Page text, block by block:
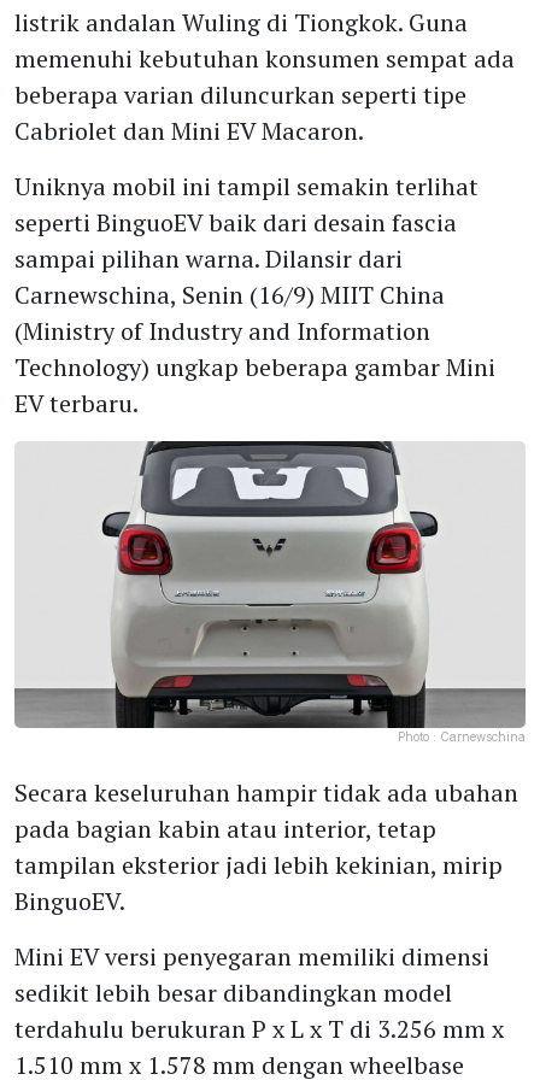
listrik andalan Wuling di Tiongkok. Guna
memenuhi kebutuhan konsumen sempat ada
beberapa varian diluncurkan seperti tipe
Cabriolet dan Mini EV Macaron.
Uniknya mobil ini tampil semakin terlihat
seperti BinguoEV baik dari desain fascia
sampai pilihan warna. Dilansir dari
Carnewschina, Senin (16/9) MIIT China
(Ministry of Industry and Information
Technology) ungkap beberapa gambar Mini
EV terbaru.
Photo : Carnewschina
Secara keseluruhan hampir tidak ada ubahan
pada bagian kabin atau interior, tetap
tampilan eksterior jadi lebih kekinian, mirip
BinguoEV.
Mini EV versi penyegaran memiliki dimensi
sedikit lebih besar dibandingkan model
terdahulu berukuran P x L x T di 3.256 mm x
1.510 mm x 1.578 mm dengan wheelbase